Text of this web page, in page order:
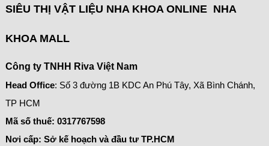
SIÊU THỊ VẬT LIỆU NHA KHOA ONLINE NHA
KHOA MALL
Công ty TNHH Riva Việt Nam
Head Office: Số 3 đường 1B KDC An Phú Tây, Xã Bình Chánh,
TP HCM
Mã số thuế: 0317767598
Nơi cấp: Sở kế hoạch và đầu tư TP.HCM